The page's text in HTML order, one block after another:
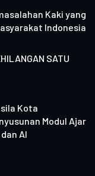
Kaki yang
Indonesia
SATU
Kota
Modul Ajar
AI